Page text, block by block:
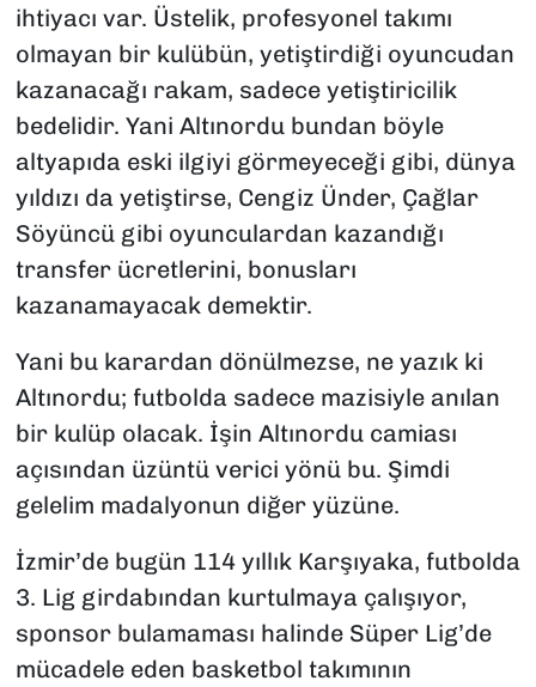
ihtiyacı var. Üstelik, profesyonel takımı
olmayan bir kulübün, yetiştirdiği oyuncudan
kazanacağı rakam, sadece yetiştiricilik
bedelidir. Yani Altınordu bundan böyle
altyapıda eski ilgiyi görmeyeceği gibi, dünya
yıldızı da yetiştirse, Cengiz Ünder, Çağlar
Söyüncü gibi oyunculardan kazandığı
transfer ücretlerini, bonusları
kazanamayacak demektir.
Yani bu karardan dönülmezse, ne yazık ki
Altınordu; futbolda sadece mazisiyle anılan
bir kulüp olacak. İşin Altınordu camiası
açısından üzüntü verici yönü bu. Şimdi
gelelim madalyonun diğer yüzüne.
İzmir’de bugün 114 yıllık Karşıyaka, futbolda
3. Lig girdabından kurtulmaya çalışıyor,
sponsor bulamaması halinde Süper Lig’de
mücadele eden basketbol takımının